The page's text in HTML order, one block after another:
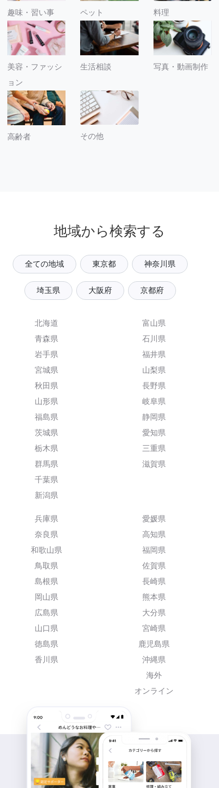
趣味・習い事 ペット 料理
美容・ファッシ
ョン
生活相談 写真・動画制作
高齢者 その他
地域から検索する
全ての地域 東京都 神奈川県
埼玉県 大阪府 京都府
北海道
青森県
岩手県
宮城県
秋田県
山形県
福島県
茨城県
栃木県
群馬県
千葉県
新潟県
富山県
石川県
福井県
山梨県
長野県
岐阜県
静岡県
愛知県
三重県
滋賀県
兵庫県
奈良県
和歌山県
鳥取県
島根県
岡山県
広島県
山口県
徳島県
香川県
愛媛県
高知県
福岡県
佐賀県
長崎県
熊本県
大分県
宮崎県
鹿児島県
沖縄県
海外
オンライン